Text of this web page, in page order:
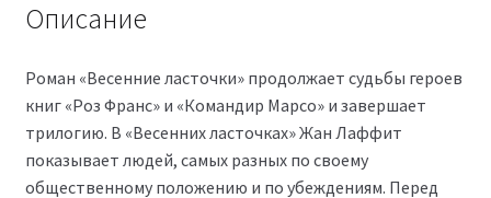
Описание
Роман «Весенние ласточки» продолжает судьбы героев
книг «Роз Франс» и «Командир Марсо» и завершает
трилогию. В «Весенних ласточках» Жан Лаффит
показывает людей, самых разных по своему
общественному положению и по убеждениям. Перед